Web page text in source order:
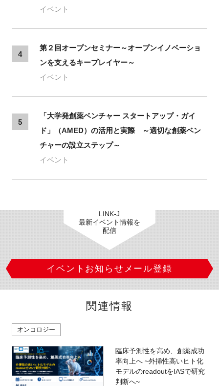
イベント
4
第２回オープンセミナー～オープンイノベーショ
ンを支えるキープレイヤー～
イベント
5
「大学発創薬ベンチャー スタートアップ・ガイ
ド」（AMED）の活用と実際 ～適切な創薬ベン
チャーの設立ステップ～
イベント
LINK-J
最新イベント情報を
配信
イベントお知らせメール登録
関連情報
オンコロジー
臨床予測性を高め、創薬成功
率向上へ ~外挿性高いヒト化
モデルのreadoutをIASで研究
判断へ~